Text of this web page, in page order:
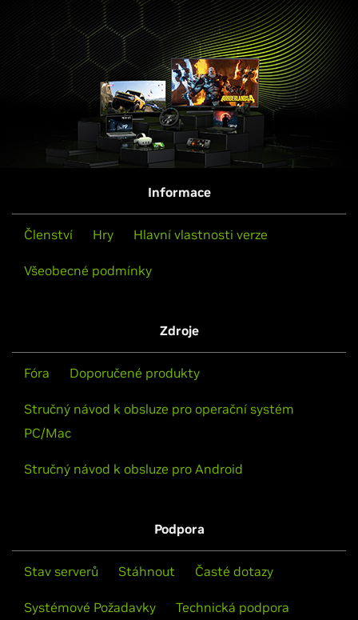
Informace
Členství Hry Hlavní vlastnosti verze
Všeobecné podmínky
Zdroje
Fóra Doporučené produkty
Stručný návod k obsluze pro operační systém
PC/Mac
Stručný návod k obsluze pro Android
Podpora
Stav serverů Stáhnout Časté dotazy
Systémové Požadavky Technická podpora